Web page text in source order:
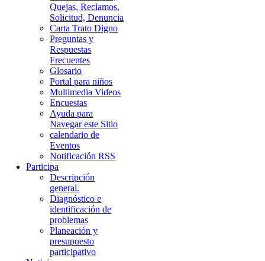
Quejas, Reclamos,
Solicitud, Denuncia
Carta Trato Digno
Preguntas y
Respuestas
Frecuentes
Glosario
Portal para niños
Multimedia Videos
Encuestas
Ayuda para
Navegar este Sitio
calendario de
Eventos
Notificación RSS
Participa
Descripción
general.
Diagnóstico e
identificación de
problemas
Planeación y
presupuesto
participativo